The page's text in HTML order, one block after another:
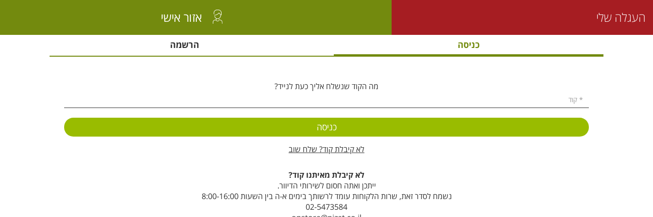
העגלה שלי אזור אישי
הרשמה כניסה
מה הקוד שנשלח אליך כעת לנייד?
לא קיבלת קוד? שלח שוב
לא קיבלת מאיתנו קוד?
ייתכן ואתה חסום לשירותי הדיוור.
נשמח לסדר זאת, שרות הלקוחות עומד לרשותך בימים א-ה בין השעות 8:00-16:00
02-5473584